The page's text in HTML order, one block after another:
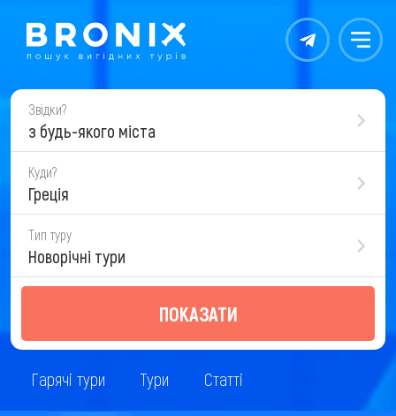
Контакты Меню
Звідки?
з будь-якого міста
Куди?
Греція
Тип туру
Новорічні тури
ПОКАЗАТИ
Гарячі тури Тури Статті